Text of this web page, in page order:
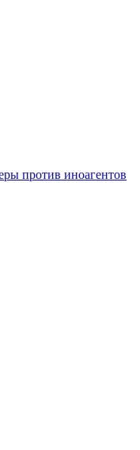
против иноагентов